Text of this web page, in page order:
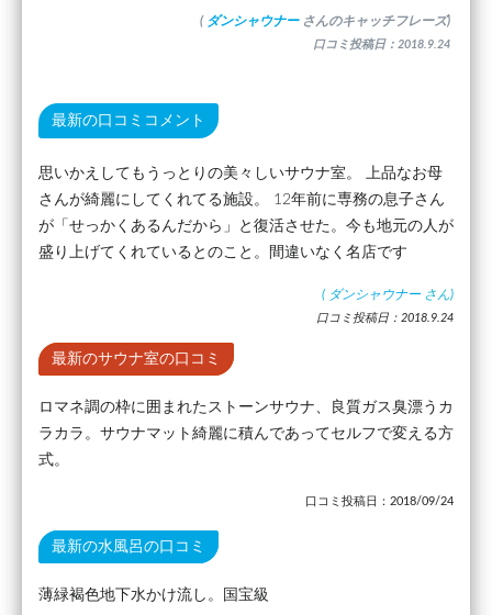
( ダンシャウナー さんのキャッチフレーズ)
口コミ投稿日：2018.9.24
最新の口コミコメント
思いかえしてもうっとりの美々しいサウナ室。 上品なお母
さんが綺麗にしてくれてる施設。 12年前に専務の息子さん
が「せっかくあるんだから」と復活させた。今も地元の人が
盛り上げてくれているとのこと。間違いなく名店です
( ダンシャウナー さん)
口コミ投稿日：2018.9.24
最新のサウナ室の口コミ
ロマネ調の枠に囲まれたストーンサウナ、良質ガス臭漂うカ
ラカラ。サウナマット綺麗に積んであってセルフで変える方
式。
口コミ投稿日：2018/09/24
最新の水風呂の口コミ
薄緑褐色地下水かけ流し。国宝級